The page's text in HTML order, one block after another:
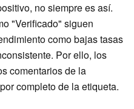
no siempre es así.
"Verificado" siguen
como bajas tasas
Por ello, los
comentarios de la
completo de la etiqueta.